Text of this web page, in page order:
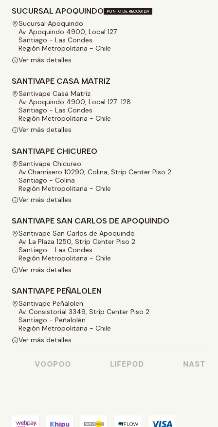
SUCURSAL APOQUINDO PUNTO DE RECOGIDA
Sucursal Apoquindo
Av. Apoquindo 4900, Local 127
Santiago - Las Condes
Región Metropolitana - Chile
Ver más detalles
SANTIVAPE CASA MATRIZ
Santivape Casa Matriz
Av. Apoquindo 4900, Local 127-128
Santiago - Las Condes
Región Metropolitana - Chile
Ver más detalles
SANTIVAPE CHICUREO
Santivape Chicureo
Av Chamisero 10290, Colina, Strip Center Piso 2
Santiago - Colina
Región Metropolitana - Chile
Ver más detalles
SANTIVAPE SAN CARLOS DE APOQUINDO
Santivape San Carlos de Apoquindo
Av. La Plaza 1250, Strip Center Piso 2
Santiago - Las Condes
Región Metropolitana - Chile
Ver más detalles
SANTIVAPE PEÑALOLEN
Santivape Peñalolen
Av. Consistorial 3349, Strip Center Piso 2
Santiago - Peñalolén
Región Metropolitana - Chile
Ver más detalles
VOOPOO LIFEPOD NASTY